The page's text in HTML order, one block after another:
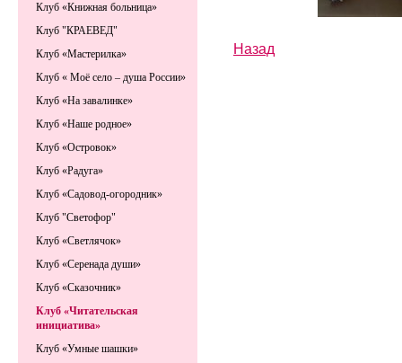
Назад
Клуб «Книжная больница»
Клуб "КРАЕВЕД"
Клуб «Мастерилка»
Клуб « Моё село – душа России»
Клуб «На завалинке»
Клуб «Наше родное»
Клуб «Островок»
Клуб «Радуга»
Клуб «Садовод-огородник»
Клуб "Светофор"
Клуб «Светлячок»
Клуб «Серенада души»
Клуб «Сказочник»
Клуб «Читательская
инициатива»
Клуб «Умные шашки»